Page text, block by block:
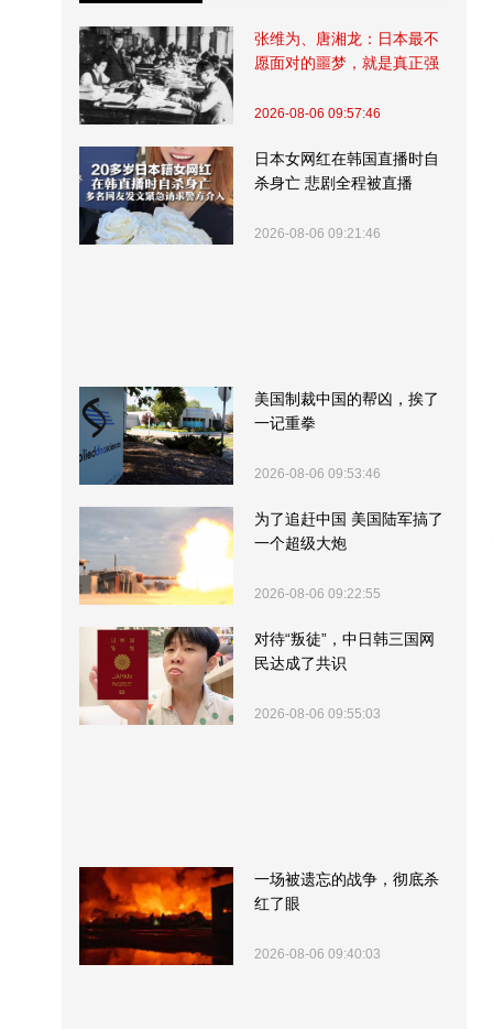
张维为、唐湘龙：日本最不
愿面对的噩梦，就是真正强
2026-08-06 09:57:46
日本女网红在韩国直播时自
杀身亡 悲剧全程被直播
2026-08-06 09:21:46
美国制裁中国的帮凶，挨了
一记重拳
2026-08-06 09:53:46
为了追赶中国 美国陆军搞了
一个超级大炮
2026-08-06 09:22:55
对待“叛徒”，中日韩三国网
民达成了共识
2026-08-06 09:55:03
一场被遗忘的战争，彻底杀
红了眼
2026-08-06 09:40:03